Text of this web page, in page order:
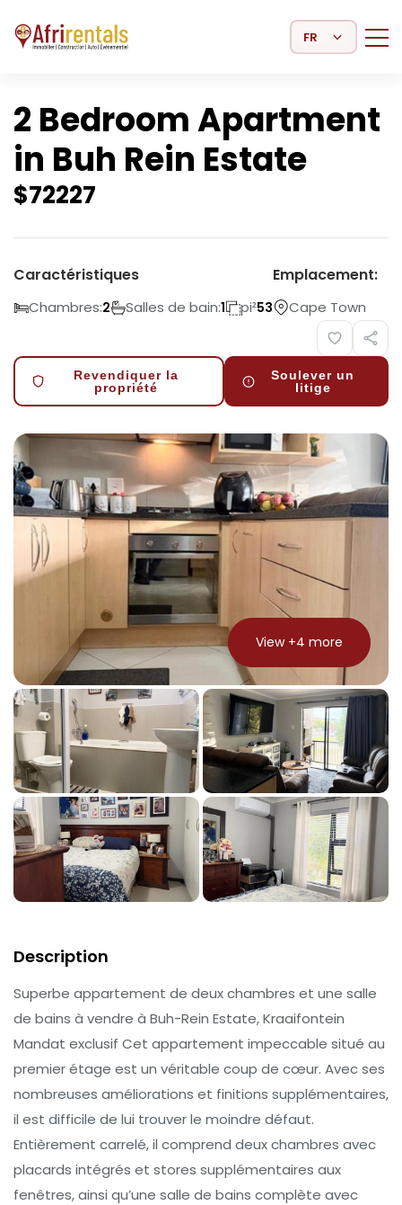
Select Language
2 Bedroom Apartment
in Buh Rein Estate
$72227
Caractéristiques
Chambres:2 Salles de bain:1 pi²53
Emplacement:
Cape Town
Revendiquer la
propriété
Soulever un
litige
View +4 more
Description
Superbe appartement de deux chambres et une salle
de bains à vendre à Buh-Rein Estate, Kraaifontein
Mandat exclusif Cet appartement impeccable situé au
premier étage est un véritable coup de cœur. Avec ses
nombreuses améliorations et finitions supplémentaires,
il est difficile de lui trouver le moindre défaut.
Entièrement carrelé, il comprend deux chambres avec
placards intégrés et stores supplémentaires aux
fenêtres, ainsi qu’une salle de bains complète avec